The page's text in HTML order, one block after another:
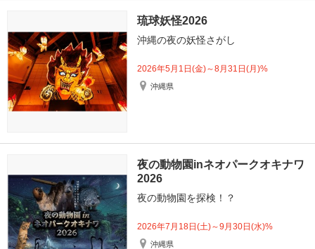
琉球妖怪2026
沖縄の夜の妖怪さがし
2026年5月1日(金)～8月31日(月)%
沖縄県
夜の動物園inネオパークオキナワ
2026
夜の動物園を探検！？
2026年7月18日(土)～9月30日(水)%
沖縄県